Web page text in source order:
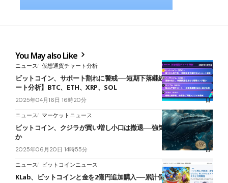
You May also Like
ニュース 仮想通貨チャート分析
ビットコイン、サポート割れに警戒──短期下落継続【仮想通貨チャ
ート分析】BTC、ETH、XRP、SOL
2025年04月16日 16時20分
ニュース マーケットニュース
ビットコイン、クジラが買い増し小口は撤退──強気相場入りの兆し
か
2025年06月20日 14時55分
ニュース ビットコインニュース
KLab、ビットコインと金を2億円追加購入──累計保有額は約3億円に